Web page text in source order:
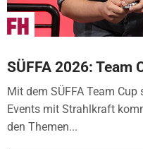
SÜFFA 2026: Team
Mit dem SÜFFA Team
Events mit Strahlkraft
den Themen...